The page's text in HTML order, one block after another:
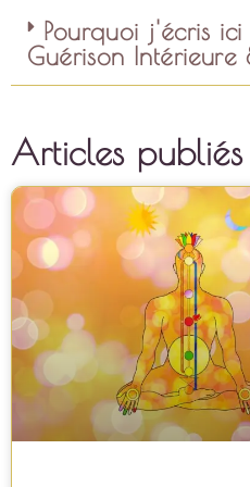
Pourquoi j'écris
Guérison
Articles publiés